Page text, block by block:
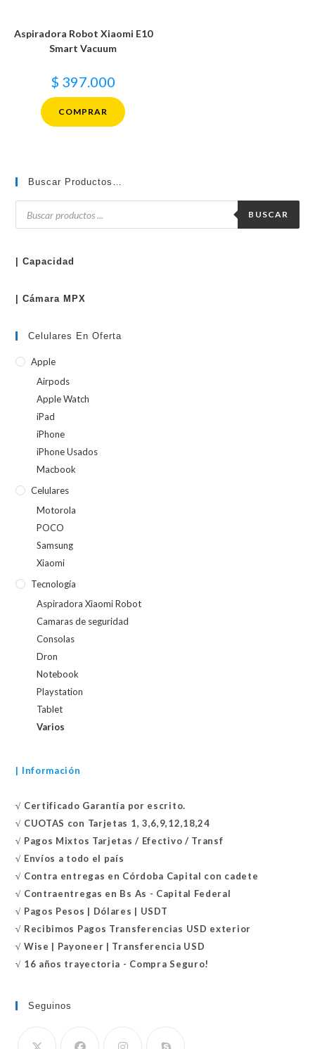
Aspiradora Robot Xiaomi E10
Smart Vacuum
$ 397.000
COMPRAR
Buscar Productos…
Búsqueda
productos
BUSCAR
| Capacidad
| Cámara MPX
Celulares En Oferta
Apple
Airpods
Apple Watch
iPad
iPhone
iPhone Usados
Macbook
Celulares
Motorola
POCO
Samsung
Xiaomi
Tecnología
Aspiradora Xiaomi Robot
Camaras de seguridad
Consolas
Dron
Notebook
Playstation
Tablet
Varios
| Información
√ Certificado Garantía por escrito.
√ CUOTAS con Tarjetas 1, 3,6,9,12,18,24
√ Pagos Mixtos Tarjetas / Efectivo / Transf
√ Envíos a todo el país
√ Contra entregas en Córdoba Capital con cadete
√ Contraentregas en Bs As - Capital Federal
√ Pagos Pesos | Dólares | USDT
√ Recibimos Pagos Transferencias USD exterior
√ Wise | Payoneer | Transferencia USD
√ 16 años trayectoria - Compra Seguro!
Seguinos